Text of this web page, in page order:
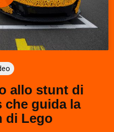
P
l
a
y
V
i
allo stunt di
che guida la
di Lego